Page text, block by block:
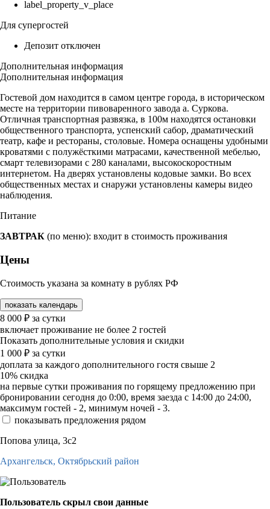
label_property_v_place
Для супергостей
Депозит отключен
Дополнительная информация
Дополнительная информация
Гостевой дом находится в самом центре города, в историческом
месте на территории пивоваренного завода а. Суркова.
Отличная транспортная развязка, в 100м находятся остановки
общественного транспорта, успенский сабор, драматический
театр, кафе и рестораны, столовые. Номера оснащены удобными
кроватями с полужёсткими матрасами, качественной мебелью,
смарт телевизорами с 280 каналами, высокоскоростным
интернетом. На дверях установлены кодовые замки. Во всех
общественных местах и снаружи установлены камеры видео
наблюдения.
Питание
ЗАВТРАК (по меню): входит в стоимость проживания
Цены
Стоимость указана за комнату в рублях РФ
показать календарь
8 000 ₽ за сутки
включает проживание не более 2 гостей
Показать дополнительные условия и скидки
1 000 ₽ за сутки
доплата за каждого дополнительного гостя свыше 2
10% скидка
на первые сутки проживания по горящему предложению при
бронировании сегодня до 0:00, время заезда с 14:00 до 24:00,
максимум гостей - 2, минимум ночей - 3.
показывать предложения рядом
Попова улица, 3с2
Архангельск, Октябрьский район
Пользователь скрыл свои данные